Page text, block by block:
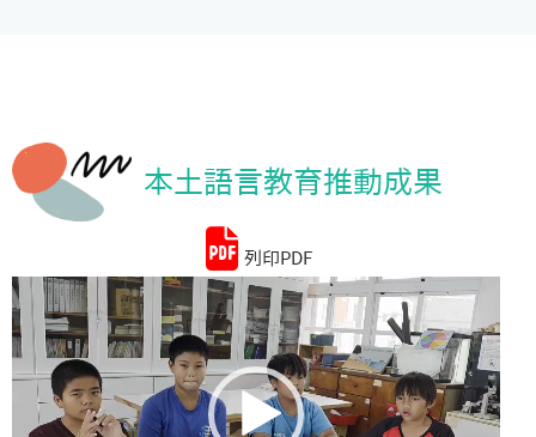
計資料
本土語言教育推動成果
列印PDF
視
訊
播
放